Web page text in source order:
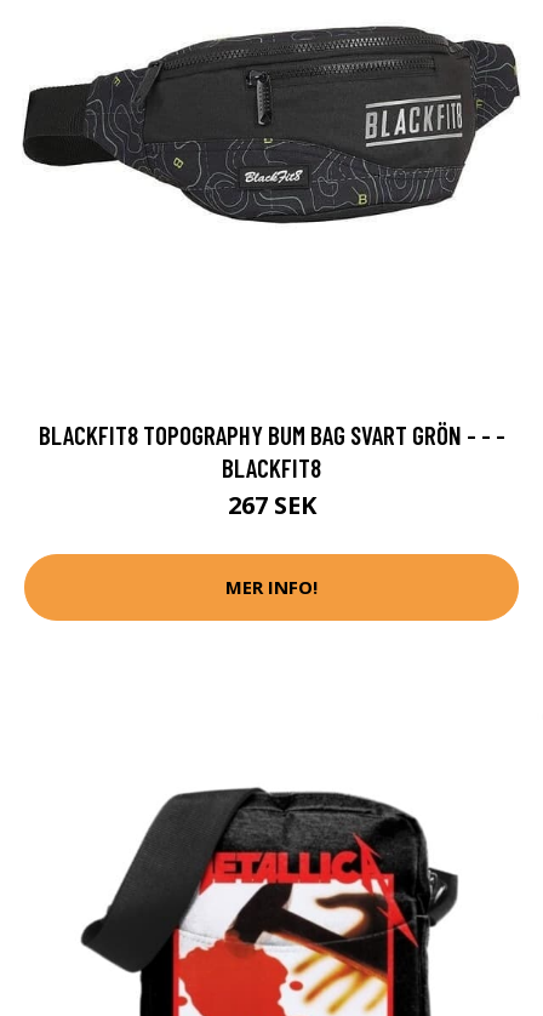
BLACKFIT8 TOPOGRAPHY BUM BAG SVART GRÖN - - -
BLACKFIT8
267 SEK
MER INFO!